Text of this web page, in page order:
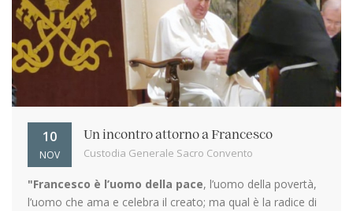
10
NOV
Un incontro attorno a Francesco
Custodia Generale Sacro Convento
"Francesco è l’uomo della pace, l’uomo della povertà,
l’uomo che ama e celebra il creato; ma qual è la radice di